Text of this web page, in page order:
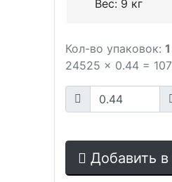
Вес: 9 кг
Кол-во упаковок: 1
24525 x 0.44 =
Добавить